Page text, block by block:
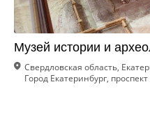
Музей истории и
Свердловская область,
Город Екатеринбург,